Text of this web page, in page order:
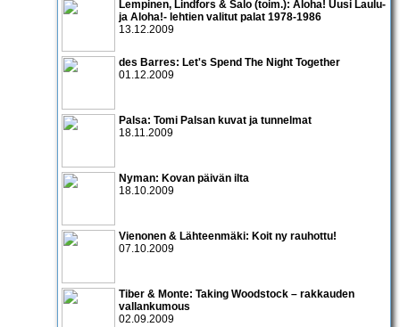
Lempinen, Lindfors & Salo (toim.): Aloha! Uusi Laulu-
ja Aloha!- lehtien valitut palat 1978-1986
13.12.2009
des Barres: Let's Spend The Night Together
01.12.2009
Palsa: Tomi Palsan kuvat ja tunnelmat
18.11.2009
Nyman: Kovan päivän ilta
18.10.2009
Vienonen & Lähteenmäki: Koit ny rauhottu!
07.10.2009
Tiber & Monte: Taking Woodstock – rakkauden
vallankumous
02.09.2009